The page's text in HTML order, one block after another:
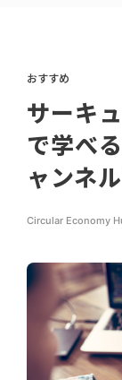
おすすめ
サーキ
で学べ
ャンネ
Circular Economy